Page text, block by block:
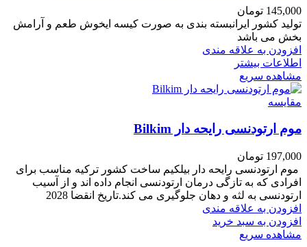
145,000 تومان
تولید کشور ایرانبسته بندی به صورت کیسه ایخوش طعم و آرامش
بخش می باشد
افزودن به علاقه مندی
اطلاعات بیشتر
مشاهده سریع
مقایسه
موم ارتودنسی رایحه دار Bilkim
197,000 تومان
موم ارتودنسی رایحه دار بیلکیم ساخت کشور ترکیه مناسب برای
افرادی که به تازگی درمان ارتودنسی انجام داده اند و از آسیب
ارتودنسی به لثه و دهان جلوگیری می کند.تاریخ انقضا 2028
افزودن به علاقه مندی
افزودن به سبد خرید
مشاهده سریع